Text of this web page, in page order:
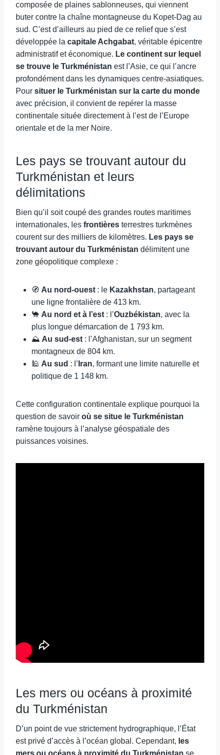
composée de plaines sablonneuses, qui viennent
buter contre la chaîne montagneuse du Kopet-Dag au
sud. C’est d’ailleurs au pied de ce relief que s’est
développée la capitale Achgabat, véritable épicentre
administratif et économique. Le continent sur lequel
se trouve le Turkménistan est l’Asie, ce qui l’ancre
profondément dans les dynamiques centre-asiatiques.
Pour situer le Turkménistan sur la carte du monde
avec précision, il convient de repérer la masse
continentale située directement à l’est de l’Europe
orientale et de la mer Noire.
Les pays se trouvant autour du
Turkménistan et leurs
délimitations
Bien qu’il soit coupé des grandes routes maritimes
internationales, les frontières terrestres turkmènes
courent sur des milliers de kilomètres. Les pays se
trouvant autour du Turkménistan délimitent une
zone géopolitique complexe :
🧭 Au nord-ouest : le Kazakhstan, partageant
une ligne frontalière de 413 km.
🐪 Au nord et à l’est : l’Ouzbékistan, avec la
plus longue démarcation de 1 793 km.
⛰️ Au sud-est : l’Afghanistan, sur un segment
montagneux de 804 km.
🕌 Au sud : l’ Iran, formant une limite naturelle et
politique de 1 148 km.
Cette configuration continentale explique pourquoi la
question de savoir où se situe le Turkménistan
ramène toujours à l’analyse géospatiale des
puissances voisines.
Les mers ou océans à proximité
du Turkménistan
D’un point de vue strictement hydrographique, l’État
est privé d’accès à l’océan global. Cependant, les
mers ou océans à proximité du Turkménistan se